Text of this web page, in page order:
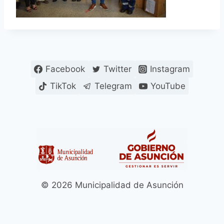
Facebook Twitter
Instagram
TikTok
Telegram YouTube
© 2026 Municipalidad de Asunción